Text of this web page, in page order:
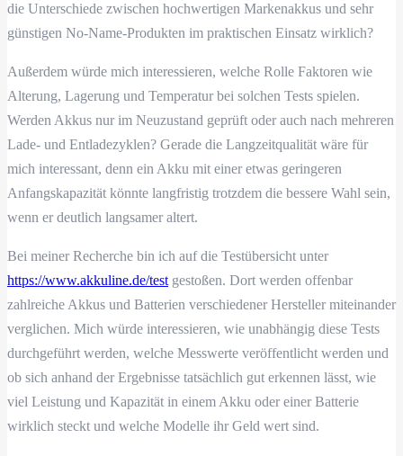
die Unterschiede zwischen hochwertigen Markenakkus und sehr
günstigen No-Name-Produkten im praktischen Einsatz wirklich?
Außerdem würde mich interessieren, welche Rolle Faktoren wie
Alterung, Lagerung und Temperatur bei solchen Tests spielen.
Werden Akkus nur im Neuzustand geprüft oder auch nach mehreren
Lade- und Entladezyklen? Gerade die Langzeitqualität wäre für
mich interessant, denn ein Akku mit einer etwas geringeren
Anfangskapazität könnte langfristig trotzdem die bessere Wahl sein,
wenn er deutlich langsamer altert.
Bei meiner Recherche bin ich auf die Testübersicht unter
https://www.akkuline.de/testgestoßen. Dort werden offenbar
zahlreiche Akkus und Batterien verschiedener Hersteller miteinander
verglichen. Mich würde interessieren, wie unabhängig diese Tests
durchgeführt werden, welche Messwerte veröffentlicht werden und
ob sich anhand der Ergebnisse tatsächlich gut erkennen lässt, wie
viel Leistung und Kapazität in einem Akku oder einer Batterie
wirklich steckt und welche Modelle ihr Geld wert sind.